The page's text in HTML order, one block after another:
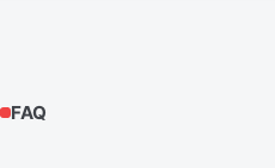
FAQ